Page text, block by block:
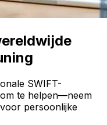
SWIFT-
te helpen—neem
persoonlijke